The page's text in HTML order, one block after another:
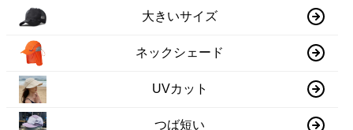
大きいサイズ
ネックシェード
UVカット
つば短い